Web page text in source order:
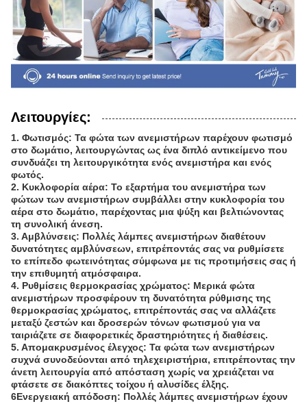
Λειτουργίες:
1. Φωτισμός: Τα φώτα των ανεμιστήρων παρέχουν φωτισμό
στο δωμάτιο, λειτουργώντας ως ένα διπλό αντικείμενο που
συνδυάζει τη λειτουργικότητα ενός ανεμιστήρα και ενός
φωτός.
2. Κυκλοφορία αέρα: Το εξαρτήμα του ανεμιστήρα των
φώτων των ανεμιστήρων συμβάλλει στην κυκλοφορία του
αέρα στο δωμάτιο, παρέχοντας μια ψύξη και βελτιώνοντας
τη συνολική άνεση.
3. Αμβλύνσεις: Πολλές λάμπες ανεμιστήρων διαθέτουν
δυνατότητες αμβλύνσεων, επιτρέποντάς σας να ρυθμίσετε
το επίπεδο φωτεινότητας σύμφωνα με τις προτιμήσεις σας ή
την επιθυμητή ατμόσφαιρα.
4. Ρυθμίσεις θερμοκρασίας χρώματος: Μερικά φώτα
ανεμιστήρων προσφέρουν τη δυνατότητα ρύθμισης της
θερμοκρασίας χρώματος, επιτρέποντάς σας να αλλάζετε
μεταξύ ζεστών και δροσερών τόνων φωτισμού για να
ταιριάζετε σε διαφορετικές δραστηριότητες ή διαθέσεις.
5. Απομακρυσμένος έλεγχος: Τα φώτα των ανεμιστήρων
συχνά συνοδεύονται από τηλεχειριστήρια, επιτρέποντας την
άνετη λειτουργία από απόσταση χωρίς να χρειάζεται να
φτάσετε σε διακόπτες τοίχου ή αλυσίδες έλξης.
6Ενεργειακή απόδοση: Πολλές λάμπες ανεμιστήρων έχουν